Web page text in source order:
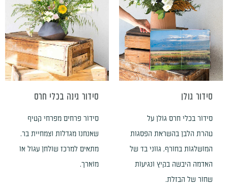
סידור גולן
סידור בכלי חרס גולן על
טהרת הלבן בהשראת הפסגות
המושלגות בחורף, גווני בז' של
האדמה היבשה בקיץ ונגיעות
שחור של הבזלת.
סוגים.
ניתן
לבחור
את
האפשרויות
סידור גינה בכלי חרס
סידור פרחים מפרחי קטיף
שאנחנו מגדלות וצמחיית בר.
מתאים למרכז שולחן עגול או
מוארך.